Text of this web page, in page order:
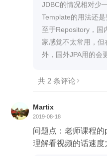
JDBC的情况相对少
Template的用法还是
至于Repository，国
家感觉不太常用，但
外，国外JPA用的会
共 2 条评论
Martix
2019-08-18
问题点：老师课程
理解看视频的话速度